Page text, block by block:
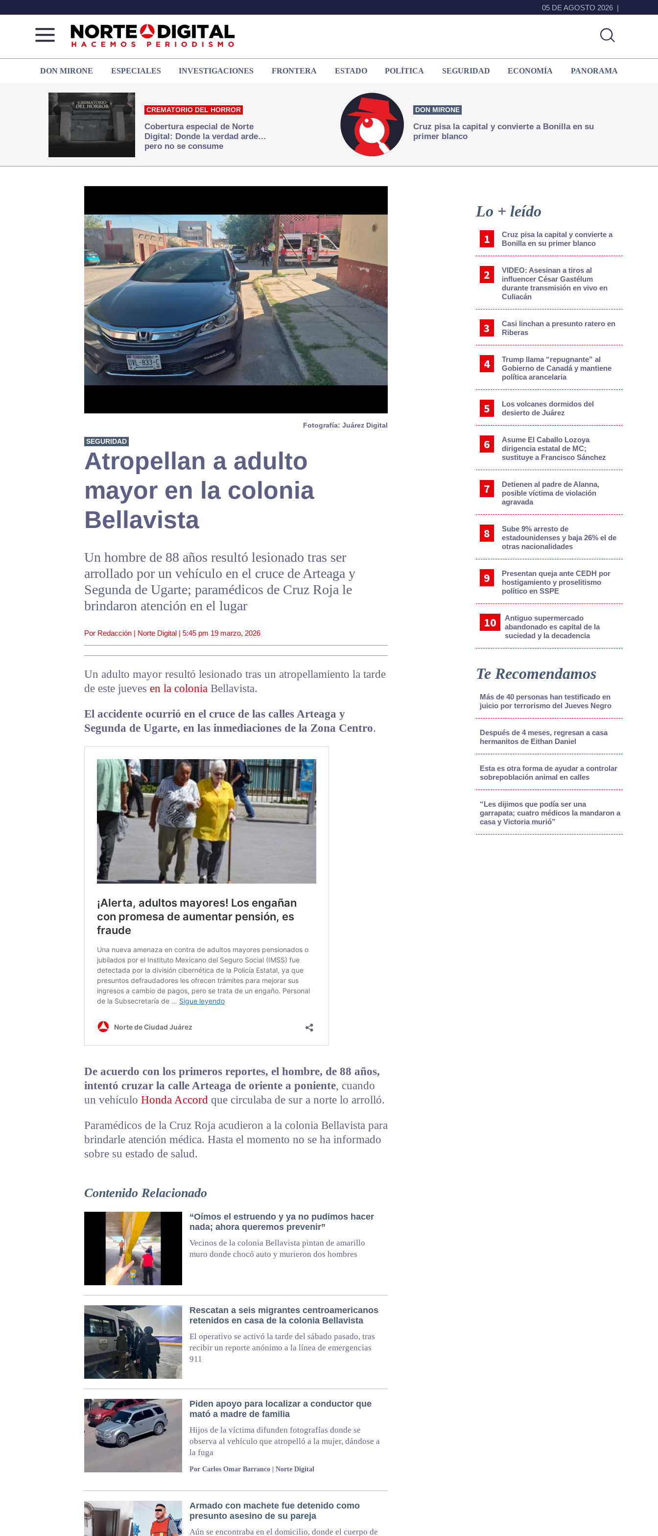
05 DE AGOSTO 2026
de
Juárez
que
hacemos periodismo
DON MIRONE ESPECIALES INVESTIGACIONES FRONTERA ESTADO POLÍTICA SEGURIDAD ECONOMÍA PANORAMA
CREMATORIO DEL HORROR
Cobertura especial de Norte
Digital: Donde la verdad arde…
pero no se consume
DON MIRONE
Cruz pisa la capital y convierte a Bonilla en su
primer blanco
Fotografía: Juárez Digital
SEGURIDAD
Atropellan a adulto
mayor en la colonia
Bellavista
Un hombre de 88 años resultó lesionado tras ser
arrollado por un vehículo en el cruce de Arteaga y
Segunda de Ugarte; paramédicos de Cruz Roja le
brindaron atención en el lugar
Por Redacción | Norte Digital | 5:45 pm 19 marzo, 2026
Un adulto mayor resultó lesionado tras un atropellamiento la tarde
de este jueves en la colonia Bellavista.
El accidente ocurrió en el cruce de las calles Arteaga y
Segunda de Ugarte, en las inmediaciones de la Zona Centro.
De acuerdo con los primeros reportes, el hombre, de 88 años,
intentó cruzar la calle Arteaga de oriente a poniente, cuando
un vehículo Honda Accord que circulaba de sur a norte lo arrolló.
Paramédicos de la Cruz Roja acudieron a la colonia Bellavista para
brindarle atención médica. Hasta el momento no se ha informado
sobre su estado de salud.
Contenido Relacionado
“Oímos el estruendo y ya no pudimos hacer
nada; ahora queremos prevenir”
Vecinos de la colonia Bellavista pintan de amarillo
muro donde chocó auto y murieron dos hombres
Rescatan a seis migrantes centroamericanos
retenidos en casa de la colonia Bellavista
El operativo se activó la tarde del sábado pasado, tras
recibir un reporte anónimo a la línea de emergencias
911
Piden apoyo para localizar a conductor que
mató a madre de familia
Hijos de la víctima difunden fotografías donde se
observa al vehículo que atropelló a la mujer, dándose a
la fuga
Por Carlos Omar Barranco | Norte Digital
Armado con machete fue detenido como
presunto asesino de su pareja
Aún se encontraba en el domicilio, donde el cuerpo de
Sidebar
Lo + leído
Cruz pisa la capital y convierte a
Bonilla en su primer blanco
VIDEO: Asesinan a tiros al
influencer César Gastélum
durante transmisión en vivo en
Culiacán
Casi linchan a presunto ratero en
Riberas
Trump llama “repugnante” al
Gobierno de Canadá y mantiene
política arancelaria
Los volcanes dormidos del
desierto de Juárez
Asume El Caballo Lozoya
dirigencia estatal de MC;
sustituye a Francisco Sánchez
Detienen al padre de Alanna,
posible víctima de violación
agravada
Sube 9% arresto de
estadounidenses y baja 26% el de
otras nacionalidades
Presentan queja ante CEDH por
hostigamiento y proselitismo
político en SSPE
Antiguo supermercado
abandonado es capital de la
suciedad y la decadencia
Te Recomendamos
Más de 40 personas han testificado en
juicio por terrorismo del Jueves Negro
Después de 4 meses, regresan a casa
hermanitos de Eithan Daniel
Esta es otra forma de ayudar a controlar
sobrepoblación animal en calles
“Les dijimos que podía ser una
garrapata; cuatro médicos la mandaron a
casa y Victoria murió”